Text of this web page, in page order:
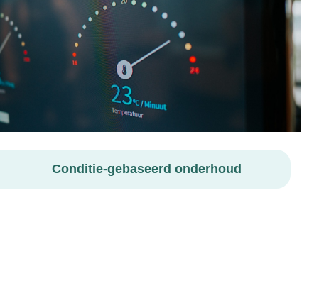
Conditie-gebaseerd onderhoud